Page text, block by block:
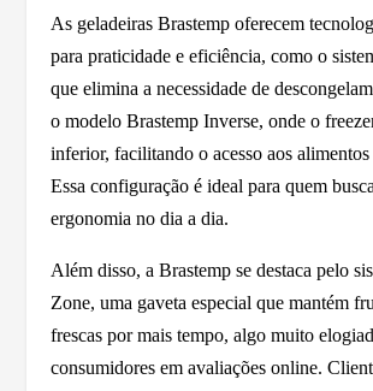
As geladeiras Brastemp oferecem
para praticidade e eficiência, como o
que elimina a necessidade de
o modelo Brastemp Inverse, onde o
inferior, facilitando o acesso aos alimentos
Essa configuração é ideal para quem
ergonomia no dia a dia.
Além disso, a Brastemp se destaca pelo
Zone, uma gaveta especial que mantém
frescas por mais tempo, algo muito
consumidores em avaliações online.